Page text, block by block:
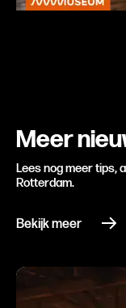
Meer
Lees nog meer tips,
Rotterdam.
Bekijk meer